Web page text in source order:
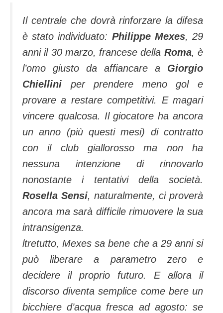
Il centrale che dovrà rinforzare la difesa
è stato individuato: Philippe Mexes, 29
anni il 30 marzo, francese della Roma, è
l’omo giusto da affiancare a Giorgio
Chiellini per prendere meno gol e
provare a restare competitivi. E magari
vincere qualcosa. Il giocatore ha ancora
un anno (più questi mesi) di contratto
con il club giallorosso ma non ha
nessuna intenzione di rinnovarlo
nonostante i tentativi della società.
Rosella Sensi, naturalmente, ci proverà
ancora ma sarà difficile rimuovere la sua
intransigenza.
ltretutto, Mexes sa bene che a 29 anni si
può liberare a parametro zero e
decidere il proprio futuro. E allora il
discorso diventa semplice come bere un
bicchiere d’acqua fresca ad agosto: se